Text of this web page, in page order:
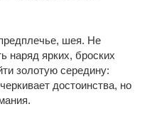
шея. Не
наряд ярких, броских
золотую середину:
достоинства, но